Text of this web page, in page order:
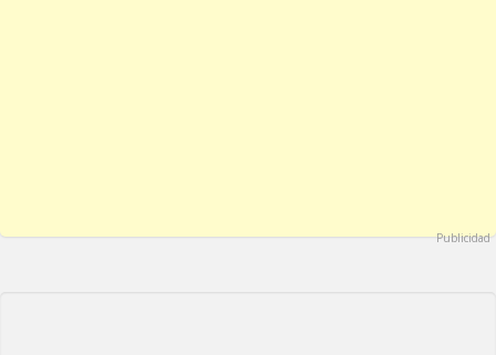
Publicidad